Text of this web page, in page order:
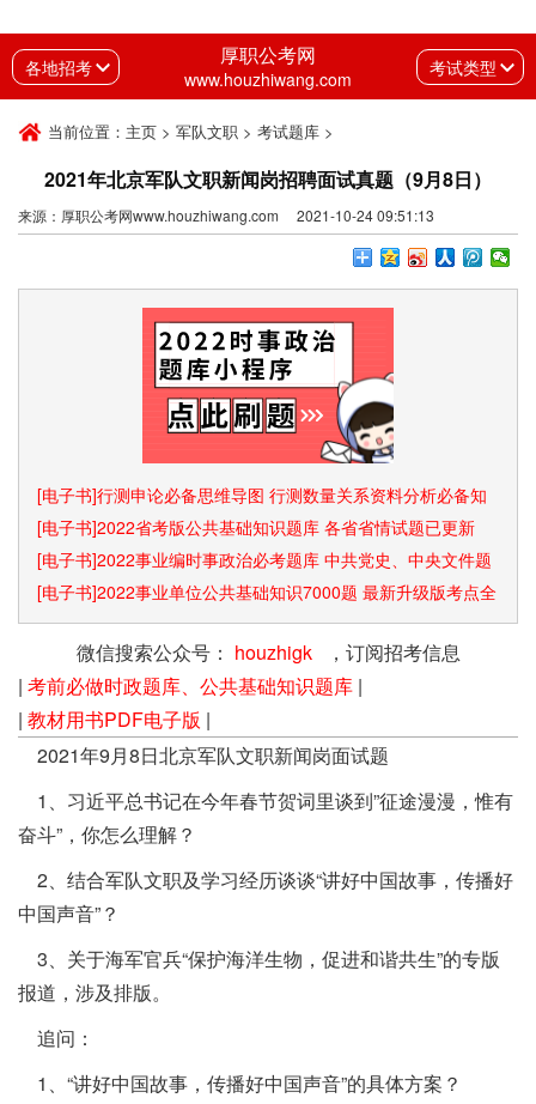
各地招考 厚职公考网
www.houzhiwang.com 考试类型
当前位置： 主页 > 军队文职 > 考试题库 >
2021年北京军队文职新闻岗招聘面试真题（9月8日）
来源：厚职公考网www.houzhiwang.com 2021-10-24 09:51:13
[电子书]行测申论必备思维导图 行测数量关系资料分析必备知
识点和速算技巧
[电子书]2022省考版公共基础知识题库 各省省情试题已更新
[电子书]2022事业编时事政治必考题库 中共党史、中央文件题
库已更新
[电子书]2022事业单位公共基础知识7000题 最新升级版考点全
覆盖
微信搜索公众号： houzhigk，订阅招考信息
| 考前必做时政题库、公共基础知识题库 |
| 教材用书PDF电子版 |
2021年9月8日北京军队文职新闻岗面试题
1、习近平总书记在今年春节贺词里谈到”征途漫漫，惟有
奋斗”，你怎么理解？
2、结合军队文职及学习经历谈谈“讲好中国故事，传播好
中国声音”？
3、关于海军官兵“保护海洋生物，促进和谐共生”的专版
报道，涉及排版。
追问：
1、“讲好中国故事，传播好中国声音”的具体方案？